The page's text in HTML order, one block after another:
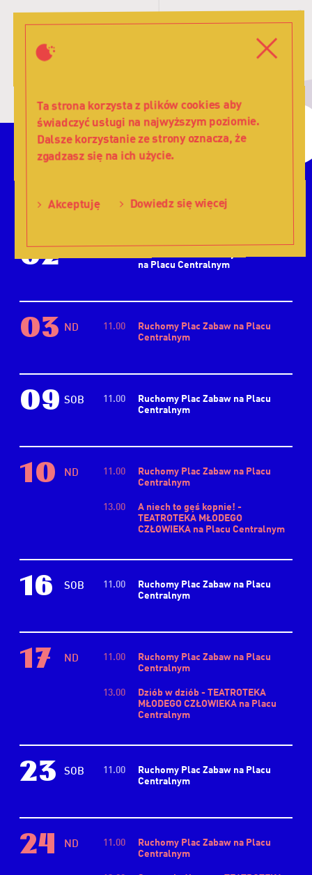
Ta strona korzysta z plików cookies aby
świadczyć usługi na najwyższym poziomie.
Dalsze korzystanie ze strony oznacza, że
zgadzasz się na ich użycie.
Akceptuję Dowiedz się więcej
Menu
Lalka
2025
02
na Placu Centralnym
03 ND 11.00
Ruchomy Plac Zabaw na Placu
Centralnym
09 SOB 11.00
Ruchomy Plac Zabaw na Placu
Centralnym
10 ND 11.00
Ruchomy Plac Zabaw na Placu
Centralnym
13.00
A niech to gęś kopnie! -
TEATROTEKA MŁODEGO
CZŁOWIEKA na Placu Centralnym
16 SOB 11.00
Ruchomy Plac Zabaw na Placu
Centralnym
17 ND 11.00
Ruchomy Plac Zabaw na Placu
Centralnym
13.00
Dziób w dziób - TEATROTEKA
MŁODEGO CZŁOWIEKA na Placu
Centralnym
23 SOB 11.00
Ruchomy Plac Zabaw na Placu
Centralnym
24 ND 11.00
Ruchomy Plac Zabaw na Placu
Centralnym
Filtruj